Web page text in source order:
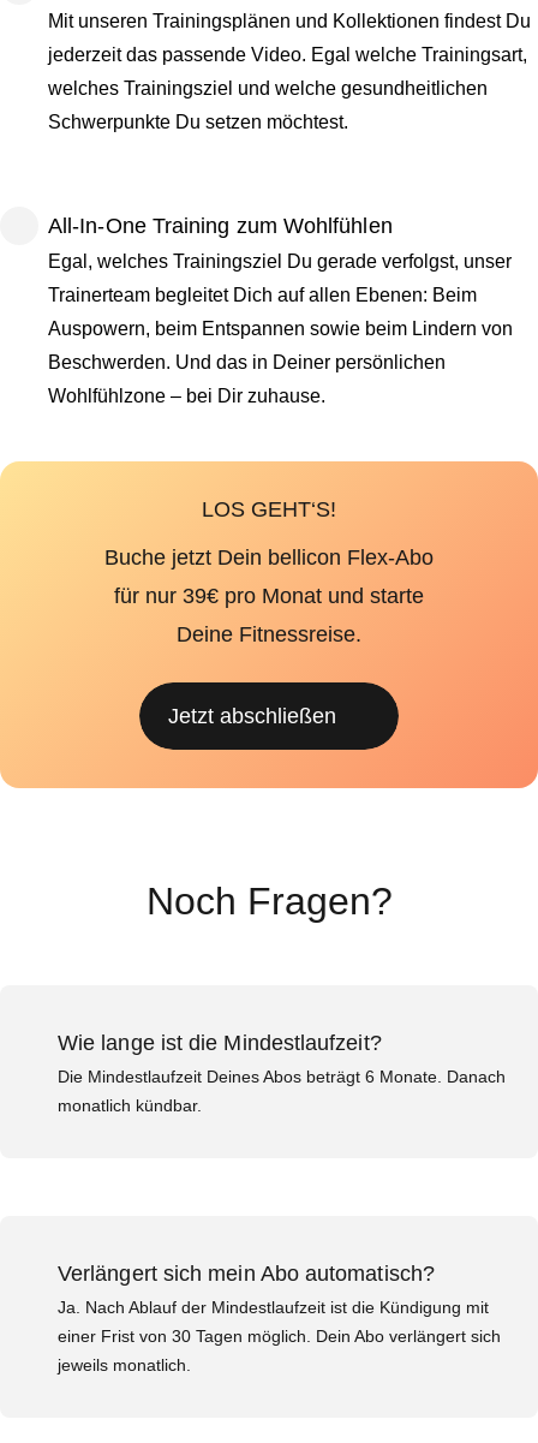
Mit unseren Trainingsplänen und Kollektionen findest Du
jederzeit das passende Video. Egal welche Trainingsart,
welches Trainingsziel und welche gesundheitlichen
Schwerpunkte Du setzen möchtest.
All-In-One Training zum Wohlfühlen
Egal, welches Trainingsziel Du gerade verfolgst, unser
Trainerteam begleitet Dich auf allen Ebenen: Beim
Auspowern, beim Entspannen sowie beim Lindern von
Beschwerden. Und das in Deiner persönlichen
Wohlfühlzone – bei Dir zuhause.
LOS GEHT‘S!
Buche jetzt Dein bellicon Flex-Abo
für nur 39€ pro Monat und starte
Deine Fitnessreise.
Jetzt abschließen
Noch Fragen?
Wie lange ist die Mindestlaufzeit?
Die Mindestlaufzeit Deines Abos beträgt 6 Monate. Danach
monatlich kündbar.
Verlängert sich mein Abo automatisch?
Ja. Nach Ablauf der Mindestlaufzeit ist die Kündigung mit
einer Frist von 30 Tagen möglich. Dein Abo verlängert sich
jeweils monatlich.